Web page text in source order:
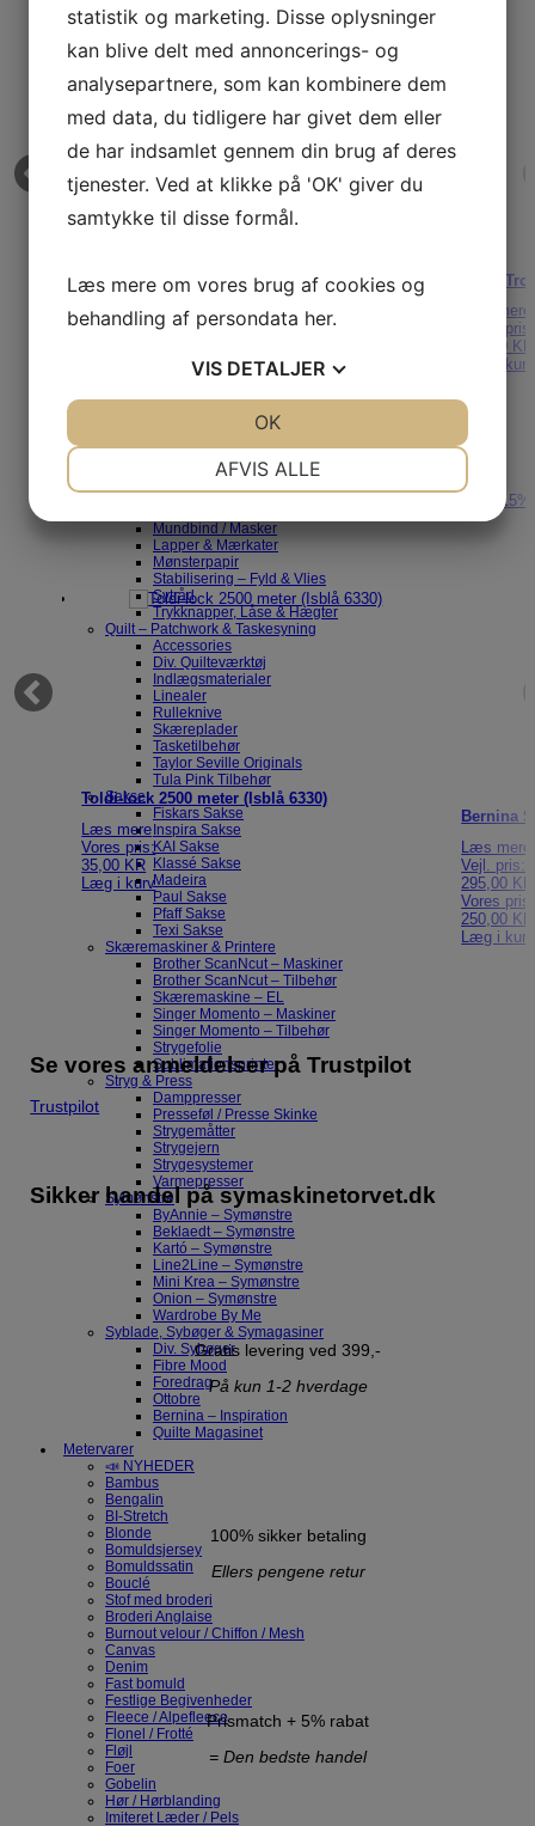
Bernina Trykfødder
Brother Trykfødder
Husqvarna Trykfødder
Janome Trykfødder
Juki Trykfødder
Pfaff Trykfødder
Singer Trykfødder
Texi Trykfødder
Tråd
Tråd – Symaskiner
Tråd – Overlockere
Tråd – Broderimaskiner
Tilbehør – syning
Diverse tilbehør
Kridt & Markering
Lim
Linealer
Møbler til syværelset
Stryg & Press
Sybokse
Synåle til håndsyning & tilbehør
Materialer til dit syprojekt
Broderi & Tilbehør
Lynlåse
Mundbind / Masker
Lapper & Mærkater
Mønsterpapir
Stabilisering – Fyld & Vlies
Sytråd
Trykknapper, Låse & Hægter
Quilt – Patchwork & Taskesyning
Accessories
Div. Quilteværktøj
Indlægsmaterialer
Linealer
Rulleknive
Skæreplader
Tasketilbehør
Taylor Seville Originals
Tula Pink Tilbehør
Sakse
Fiskars Sakse
Inspira Sakse
KAI Sakse
Klassé Sakse
Madeira
Paul Sakse
Pfaff Sakse
Texi Sakse
Skæremaskiner & Printere
Brother ScanNcut – Maskiner
Brother ScanNcut – Tilbehør
Skæremaskine – EL
Singer Momento – Maskiner
Singer Momento – Tilbehør
Strygefolie
Sublimationsprinter
Stryg & Press
Damppresser
Presseføl / Presse Skinke
Strygemåtter
Strygejern
Strygesystemer
Varmepresser
Symønstre
ByAnnie – Symønstre
Beklaedt – Symønstre
Kartó – Symønstre
Line2Line – Symønstre
Mini Krea – Symønstre
Onion – Symønstre
Wardrobe By Me
Syblade, Sybøger & Symagasiner
Div. Sybøger
Fibre Mood
Foredrag
Ottobre
Bernina – Inspiration
Quilte Magasinet
Metervarer
📣 NYHEDER
Bambus
Bengalin
BI-Stretch
Blonde
Bomuldsjersey
Bomuldssatin
Bouclé
Stof med broderi
Broderi Anglaise
Burnout velour / Chiffon / Mesh
Canvas
Denim
Fast bomuld
Festlige Begivenheder
Fleece / Alpefleece
Flonel / Frotté
Fløjl
Foer
Gobelin
Hør / Hørblanding
Imiteret Læder / Pels
Læs mere
4.995,00KR
Prym
Læs mere
Vores pris:
950,00 KR
Læg i kurv
Senest sete produkter
Toldi-lock 2500 meter (Isblå 6330)
Læs mere
Vores pris:
35,00 KR
Læg i kurv
15%
Bernina
Læs mere
Vejl. pris:
295,00 KR
Vores pris:
250,00 KR
Læg i kurv
Se vores anmeldelser på Trustpilot
Trustpilot
Sikker handel på symaskinetorvet.dk
Gratis levering ved 399,-
På kun 1-2 hverdage
100% sikker betaling
Ellers pengene retur
Prismatch + 5% rabat
= Den bedste handel
statistik og marketing. Disse oplysninger
kan blive delt med annoncerings- og
analysepartnere, som kan kombinere dem
med data, du tidligere har givet dem eller
de har indsamlet gennem din brug af deres
tjenester. Ved at klikke på 'OK' giver du
samtykke til disse formål.
Læs mere om vores brug af cookies og
behandling af persondata her.
VIS DETALJER
MARKETING
AFVIS ALLE
OK